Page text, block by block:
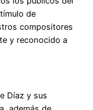
de
compositores
y reconocido a
Díaz y sus